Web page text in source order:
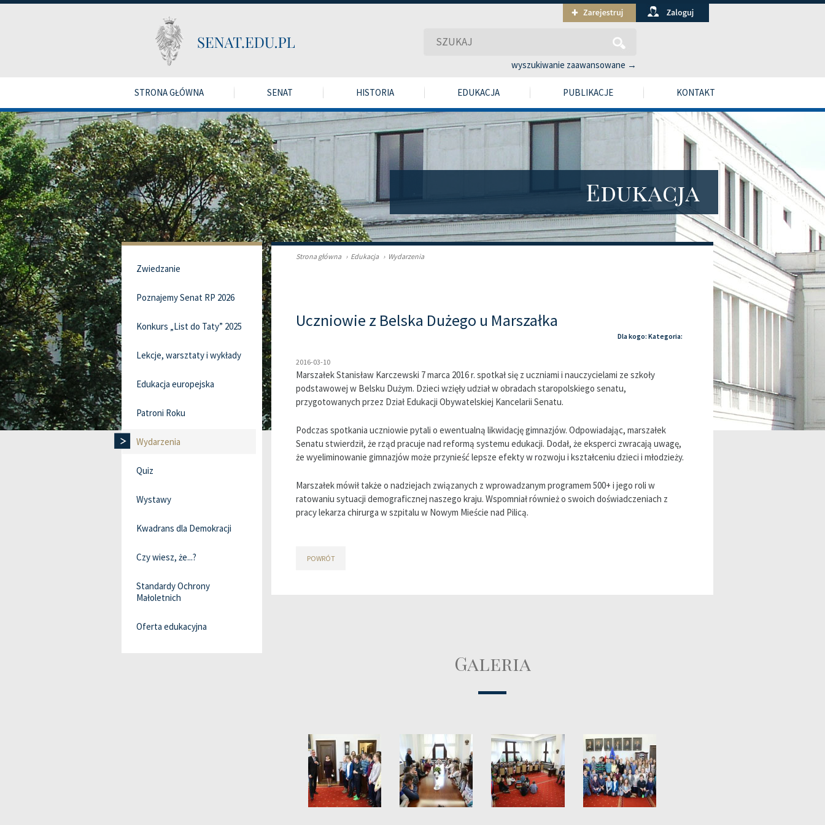
wyszukiwanie zaawansowane →
STRONA GŁÓWNA SENAT HISTORIA EDUKACJA PUBLIKACJE KONTAKT
Edukacja
Strona główna › Edukacja › Wydarzenia
Uczniowie z Belska Dużego u Marszałka
Dla kogo: Kategoria:
2016-03-10
Marszałek Stanisław Karczewski 7 marca 2016 r. spotkał się z uczniami i nauczycielami ze szkoły
podstawowej w Belsku Dużym. Dzieci wzięły udział w obradach staropolskiego senatu,
przygotowanych przez Dział Edukacji Obywatelskiej Kancelarii Senatu.
Podczas spotkania uczniowie pytali o ewentualną likwidację gimnazjów. Odpowiadając, marszałek
Senatu stwierdził, że rząd pracuje nad reformą systemu edukacji. Dodał, że eksperci zwracają uwagę,
że wyeliminowanie gimnazjów może przynieść lepsze efekty w rozwoju i kształceniu dzieci i młodzieży.
Marszałek mówił także o nadziejach związanych z wprowadzanym programem 500+ i jego roli w
ratowaniu sytuacji demograficznej naszego kraju. Wspomniał również o swoich doświadczeniach z
pracy lekarza chirurga w szpitalu w Nowym Mieście nad Pilicą.
POWRÓT
Galeria
Zwiedzanie
Poznajemy Senat RP 2026
Konkurs „List do Taty” 2025
Lekcje, warsztaty i wykłady
Edukacja europejska
Patroni Roku
Wydarzenia
Quiz
Wystawy
Kwadrans dla Demokracji
Czy wiesz, że...?
Standardy Ochrony
Małoletnich
Oferta edukacyjna